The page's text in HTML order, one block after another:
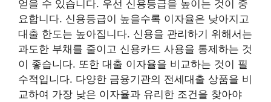
얻을 수 있습니다. 우선 신용등급을 높이는 것이 중
요합니다. 신용등급이 높을수록 이자율은 낮아지고
대출 한도는 높아집니다. 신용을 관리하기 위해서는
과도한 부채를 줄이고 신용카드 사용을 통제하는 것
이 좋습니다. 또한 대출 이자율을 비교하는 것이 필
수적입니다. 다양한 금융기관의 전세대출 상품을 비
교하여 가장 낮은 이자율과 유리한 조건을 찾아야